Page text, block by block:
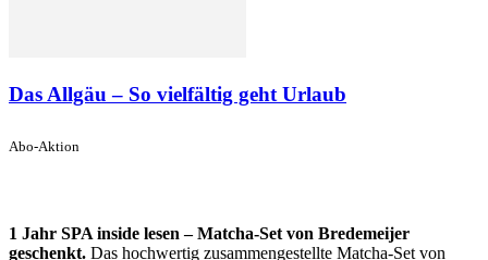
Das Allgäu – So vielfältig geht Urlaub
Abo-Aktion
1 Jahr SPA inside lesen – Matcha-Set von Bredemeijer
geschenkt. Das hochwertig zusammengestellte Matcha-Set von